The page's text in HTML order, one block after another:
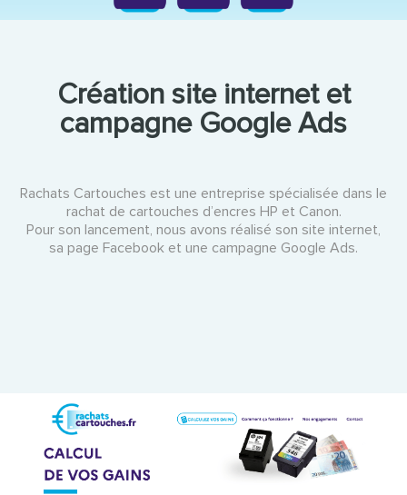
Création site internet et
campagne Google Ads
Rachats Cartouches est une entreprise spécialisée dans le
rachat de cartouches d’encres HP et Canon.
Pour son lancement, nous avons réalisé son site internet,
sa page Facebook et une campagne Google Ads.